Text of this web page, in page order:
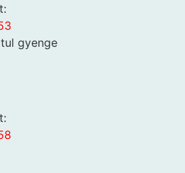
gyenge